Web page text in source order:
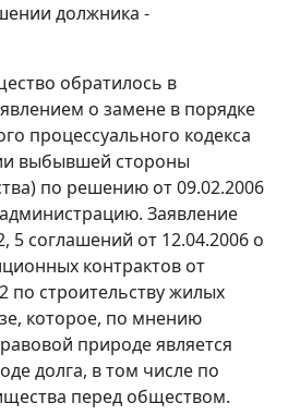
должника -
обратилось в
о замене в порядке
процессуального кодекса
выбывшей стороны
по решению от 09.02.2006
Заявление
5 соглашений от 12.04.2006 о
контрактов от
по строительству жилых
которое, по мнению
природе является
долга, в том числе по
перед обществом.